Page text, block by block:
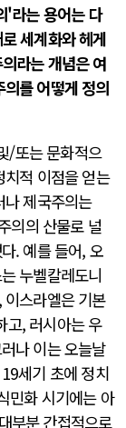
'라는 용어는 다
세계화와 헤게
라는 개념은 여
를 어떻게 정의
/또는 문화적으
적 이점을 얻는
제국주의는
의의 산물로 널
. 예를 들어, 오
누벨칼레도니
스라엘은 기본
고, 러시아는 우
나 이는 오늘날
세기 초에 정치
민화 시기에는 아
부분 간접적으로